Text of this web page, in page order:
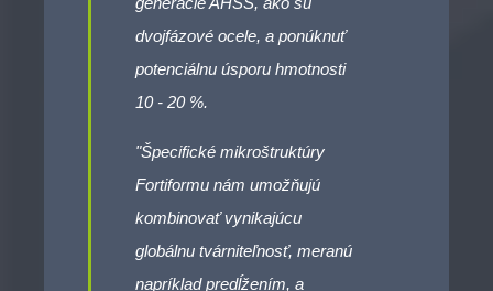
dvojfázové ocele, a ponúknuť
potenciálnu úsporu hmotnosti
10 - 20 %.
"Špecifické mikroštruktúry
Fortiformu nám umožňujú
kombinovať vynikajúcu
globálnu tvárniteľnosť, meranú
napríklad predĺžením, a